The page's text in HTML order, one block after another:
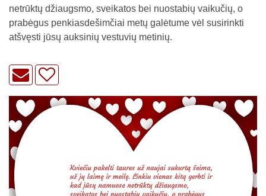
netrūktų džiaugsmo, sveikatos bei nuostabių vaikučių, o
prabėgus penkiasdešimčiai metų galėtume vėl susirinkti
atšvęsti jūsų auksinių vestuvių metinių.